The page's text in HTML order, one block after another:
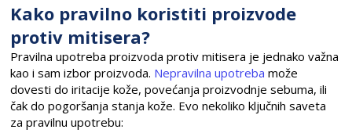
Kako pravilno koristiti proizvode
protiv mitisera?
Pravilna upotreba proizvoda protiv mitisera je jednako važna
kao i sam izbor proizvoda. Nepravilna upotreba može
dovesti do iritacije kože, povećanja proizvodnje sebuma, ili
čak do pogoršanja stanja kože. Evo nekoliko ključnih saveta
za pravilnu upotrebu: